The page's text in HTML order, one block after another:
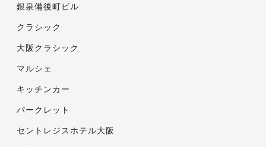
銀泉備後町ビル
クラシック
大阪クラシック
マルシェ
キッチンカー
パークレット
セントレジスホテル大阪